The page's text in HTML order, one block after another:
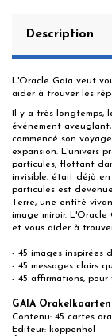
Description
L'Oracle Gaia veut
aider à trouver les
Il y a très longtemps,
événement
commencé son
expansion. L'univers
particules, flottant
invisible, était déjà en
particules est
Terre, une entité
image miroir.
et vous aider à
- 45 images inspirées
- 45 messages clairs
- 45 affirmations, pour
GAIA
Contenu: 45 cartes
Editeur: koppenhol